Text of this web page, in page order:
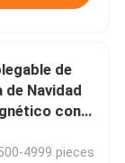
de
Navidad
con
Rea
4999 pieces